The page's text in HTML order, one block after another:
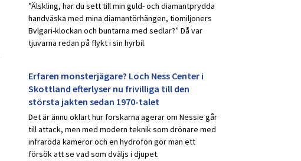
”Älskling, har du sett till min guld- och diamantprydda
handväska med mina diamantörhängen, tiomiljoners
Bvlgari-klockan och buntarna med sedlar?” Då var
tjuvarna redan på flykt i sin hyrbil.
Erfaren monsterjägare? Loch Ness Center i
Skottland efterlyser nu frivilliga till den
största jakten sedan 1970-talet
Det är ännu oklart hur forskarna agerar om Nessie går
till attack, men med modern teknik som drönare med
infraröda kameror och en hydrofon gör man ett
försök att se vad som dväljs i djupet.